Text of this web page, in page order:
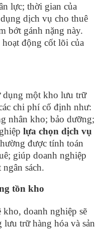
lực; thời gian của
dịch vụ cho thuê
bớt gánh nặng này.
động cốt lõi của
dụng một kho lưu trữ
chi phí cố định như:
nhân kho; bảo dưỡng;
lựa chọn dịch vụ
được tính toán
giúp doanh nghiệp
sách.
tồn kho
doanh nghiệp sẽ
trữ hàng hóa và sản